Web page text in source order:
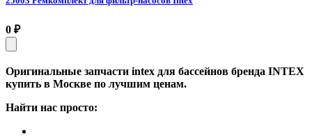
0 ₽
Оригинальные запчасти intex для бассейнов бренда INTEX
купить в Москве по лучшим ценам.
Найти нас просто: